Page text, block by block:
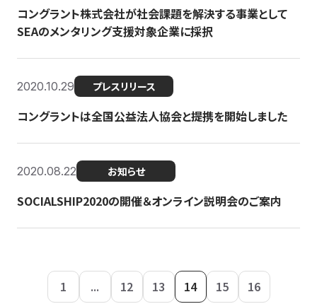
コングラント株式会社が社会課題を解決する事業として
SEAのメンタリング支援対象企業に採択
2020.10.29 プレスリリース
コングラントは全国公益法人協会と提携を開始しました
2020.08.22 お知らせ
SOCIALSHIP2020の開催＆オンライン説明会のご案内
1 ... 12 13 14 15 16